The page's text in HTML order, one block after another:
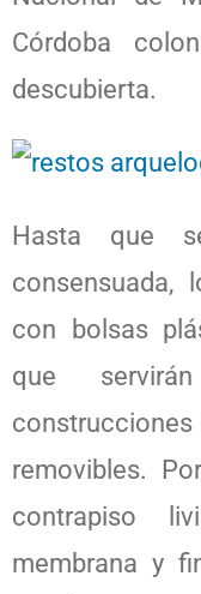
Córdoba
descubierta.
Hasta que
consensuada,
con bolsas
que
construcciones
removibles.
contrapiso
membrana y